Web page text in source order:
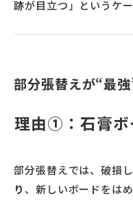
跡が目立つ」というケ
部分張替えが“最
理由①：石膏ボ
部分張替えでは、破損
り 、新しいボードをはめ